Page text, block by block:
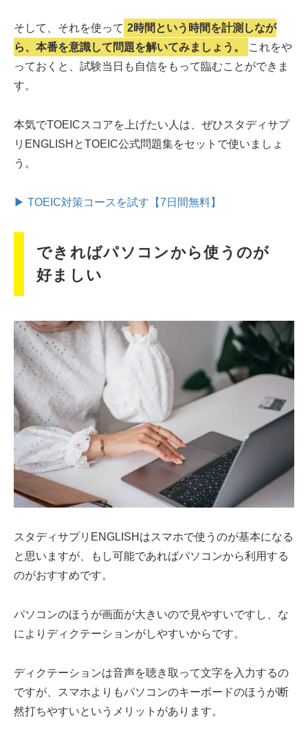
そして、それを使って 2時間という時間を計測しなが
ら、本番を意識して問題を解いてみましょう。
これをや
っておくと、試験当日も自信をもって臨むことができま
す。
本気でTOEICスコアを上げたい人は、ぜひスタディサプ
リENGLISHとTOEIC公式問題集をセットで使いましょ
う。
▶ TOEIC対策コースを試す【7日間無料】
できればパソコンから使うのが
好ましい
スタディサプリENGLISHはスマホで使うのが基本になる
と思いますが、もし可能であればパソコンから利用する
のがおすすめです。
パソコンのほうが画面が大きいので見やすいですし、な
によりディクテーションがしやすいからです。
ディクテーションは音声を聴き取って文字を入力するの
ですが、スマホよりもパソコンのキーボードのほうが断
然打ちやすいというメリットがあります。